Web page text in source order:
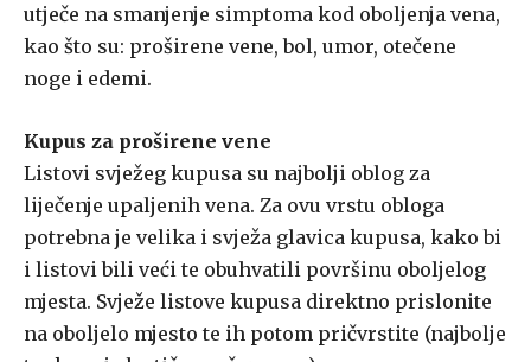
utječe na smanjenje simptoma kod oboljenja vena,
kao što su: proširene vene, bol, umor, otečene
noge i edemi.
Kupus za proširene vene
Listovi svježeg kupusa su najbolji oblog za
liječenje upaljenih vena. Za ovu vrstu obloga
potrebna je velika i svježa glavica kupusa, kako bi
i listovi bili veći te obuhvatili površinu oboljelog
mjesta. Svježe listove kupusa direktno prislonite
na oboljelo mjesto te ih potom pričvrstite (najbolje